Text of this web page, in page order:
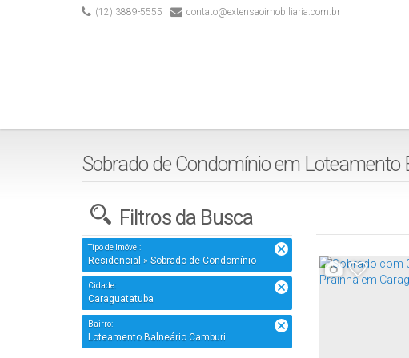
(12) 3889-5555 contato@extensaoimobiliaria.com.br
Sobrado de Condomínio em
Filtros da Busca
Tipo de Imóvel:
Residencial » Sobrado de Condomínio
Cidade:
Caraguatatuba
Bairro:
Loteamento Balneário Camburi